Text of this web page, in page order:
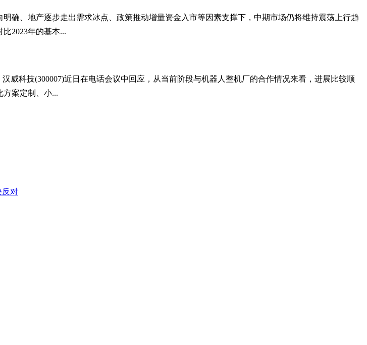
确、地产逐步走出需求冰点、政策推动增量资金入市等因素支撑下，中期市场仍将维持震荡上行趋
2023年的基本...
威科技(300007)近日在电话会议中回应，从当前阶段与机器人整机厂的合作情况来看，进展比较顺
案定制、小...
反对